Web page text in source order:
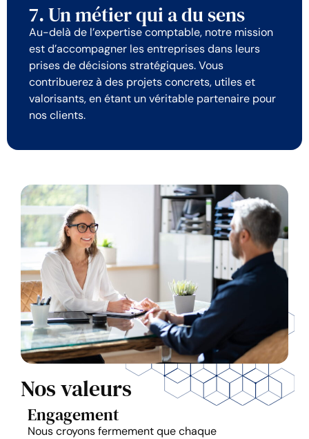
7. Un métier qui a du sens
Au-delà de l’expertise comptable, notre mission
est d’accompagner les entreprises dans leurs
prises de décisions stratégiques. Vous
contribuerez à des projets concrets, utiles et
valorisants, en étant un véritable partenaire pour
nos clients.
Nos valeurs
Engagement
Nous croyons fermement que chaque